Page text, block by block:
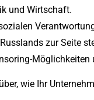
und Wirtschaft.
zur Seite
wie Ihr